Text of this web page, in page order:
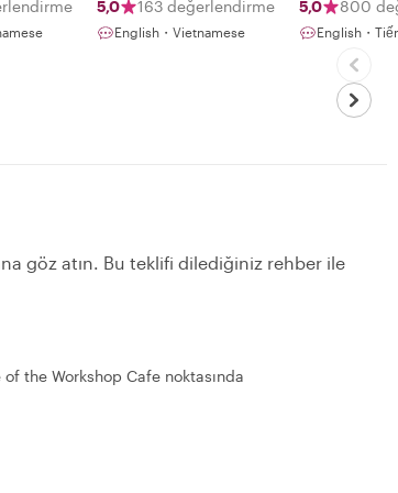
5,0 163 değerlendirme
English・Vietnamese
5,0 800
English・
göz atın. Bu teklifi dilediğiniz rehber ile
the Workshop Cafe noktasında